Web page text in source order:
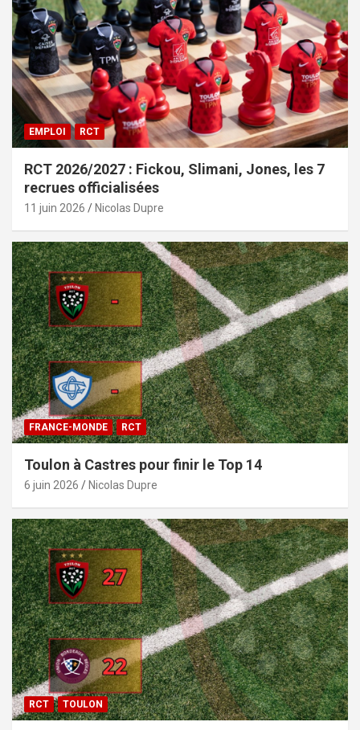
EMPLOI RCT
RCT 2026/2027 : Fickou, Slimani, Jones, les 7
recrues officialisées
11 juin 2026 Nicolas Dupre
FRANCE-MONDE RCT
Toulon à Castres pour finir le Top 14
6 juin 2026 Nicolas Dupre
RCT TOULON